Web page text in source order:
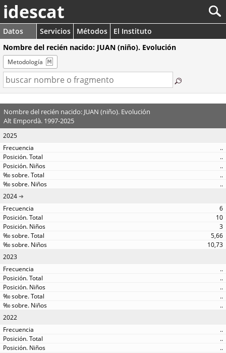
idescat
Datos Servicios Métodos
El Instituto
Nombre del recién nacido: JUAN (niño). Evolución
Metodología
Nombre del recién nacido: JUAN (niño). Evolución
Alt Empordà. 1997-2025
2025
..
..
..
..
..
2024
6
10
3
5,66
10,73
2023
..
..
..
..
..
2022
..
..
..